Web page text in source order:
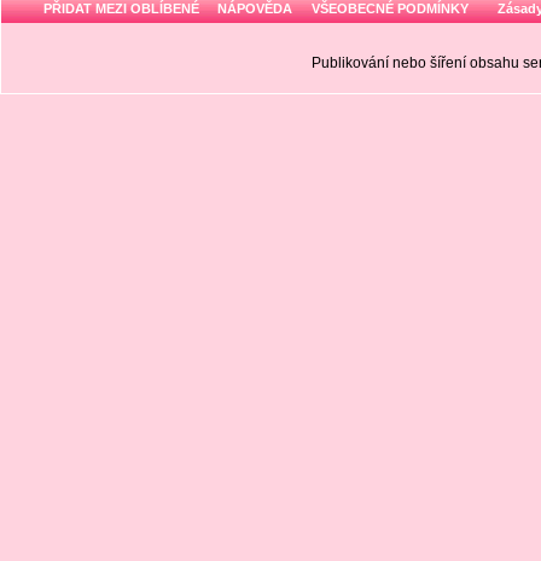
PŘIDAT MEZI OBLÍBENÉ NÁPOVĚDA VŠEOBECNÉ PODMÍNKY
Publikování nebo šíření obsahu